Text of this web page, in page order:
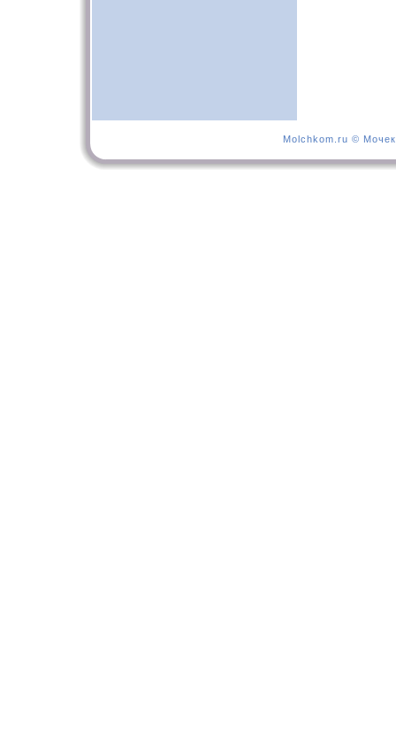
Molchkom.ru ©